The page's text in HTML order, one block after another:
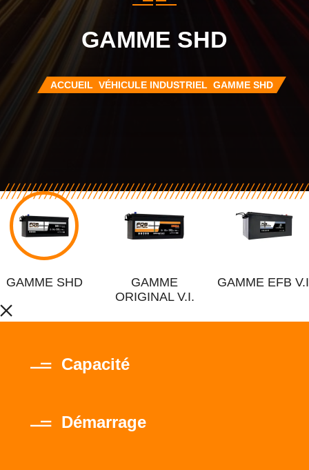
GAMME SHD
ACCUEIL VÉHICULE INDUSTRIEL GAMME SHD
GAMME SHD
GAMME
ORIGINAL V.I.
GAMME EFB
Capacité
Démarrage